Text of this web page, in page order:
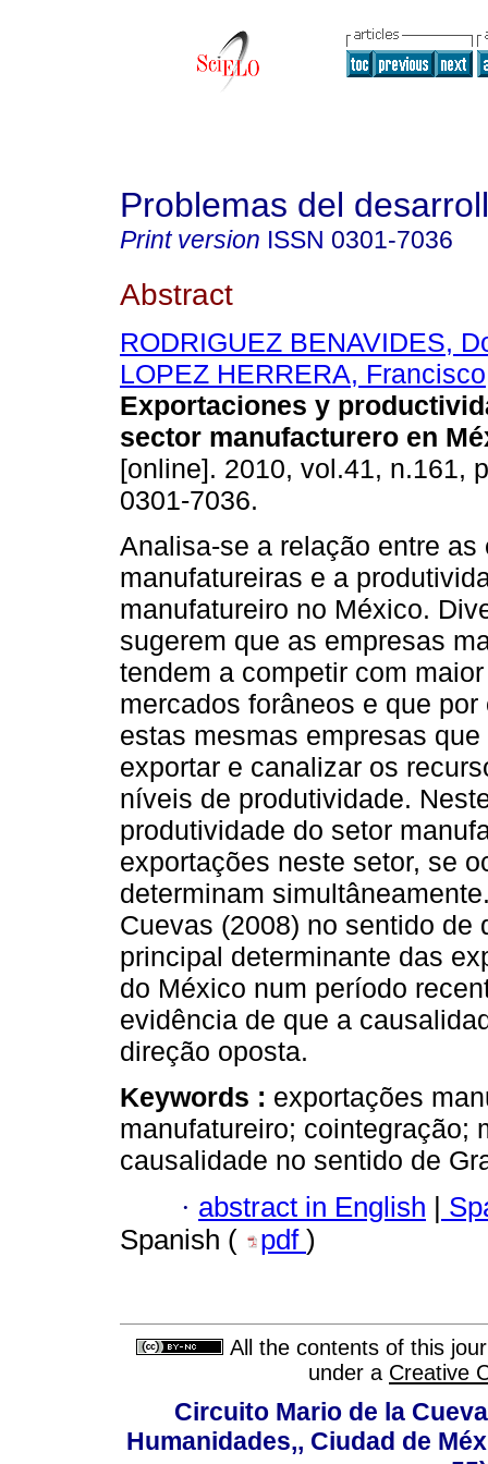
Problemas del
Print version ISSN 0301-7036
Abstract
RODRIGUEZ BENAVIDES,
LOPEZ HERRERA, Francisco
Exportaciones y
sector manufacturero en
[online]. 2010, vol.41, n.161,
0301-7036.
Analisa-se a relação entre as
manufatureiras e a
manufatureiro no México.
sugerem que as empresas
tendem a competir com
mercados forâneos e que
estas mesmas empresas
exportar e canalizar os
níveis de produtividade.
produtividade do setor
exportações neste setor, se
determinam
Cuevas (2008) no sentido
principal determinante das
do México num período
evidência de que a
direção oposta.
Keywords : exportações
manufatureiro; cointegração;
causalidade no sentido de
· abstract in English |
Spanish (
pdf )
All the contents of this
under a Creative
Circuito Mario de la
Humanidades,, Ciudad de